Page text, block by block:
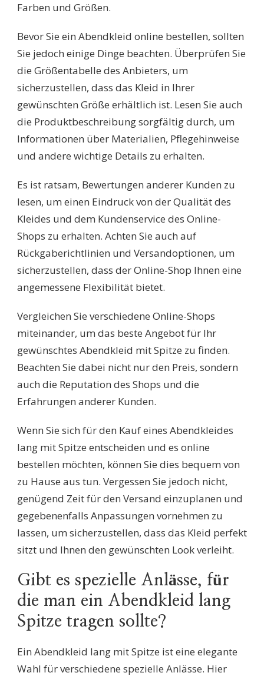
Farben und Größen.
Bevor Sie ein Abendkleid online bestellen, sollten
Sie jedoch einige Dinge beachten. Überprüfen Sie
die Größentabelle des Anbieters, um
sicherzustellen, dass das Kleid in Ihrer
gewünschten Größe erhältlich ist. Lesen Sie auch
die Produktbeschreibung sorgfältig durch, um
Informationen über Materialien, Pflegehinweise
und andere wichtige Details zu erhalten.
Es ist ratsam, Bewertungen anderer Kunden zu
lesen, um einen Eindruck von der Qualität des
Kleides und dem Kundenservice des Online-
Shops zu erhalten. Achten Sie auch auf
Rückgaberichtlinien und Versandoptionen, um
sicherzustellen, dass der Online-Shop Ihnen eine
angemessene Flexibilität bietet.
Vergleichen Sie verschiedene Online-Shops
miteinander, um das beste Angebot für Ihr
gewünschtes Abendkleid mit Spitze zu finden.
Beachten Sie dabei nicht nur den Preis, sondern
auch die Reputation des Shops und die
Erfahrungen anderer Kunden.
Wenn Sie sich für den Kauf eines Abendkleides
lang mit Spitze entscheiden und es online
bestellen möchten, können Sie dies bequem von
zu Hause aus tun. Vergessen Sie jedoch nicht,
genügend Zeit für den Versand einzuplanen und
gegebenenfalls Anpassungen vornehmen zu
lassen, um sicherzustellen, dass das Kleid perfekt
sitzt und Ihnen den gewünschten Look verleiht.
Gibt es spezielle Anlässe, für
die man ein Abendkleid lang
Spitze tragen sollte?
Ein Abendkleid lang mit Spitze ist eine elegante
Wahl für verschiedene spezielle Anlässe. Hier